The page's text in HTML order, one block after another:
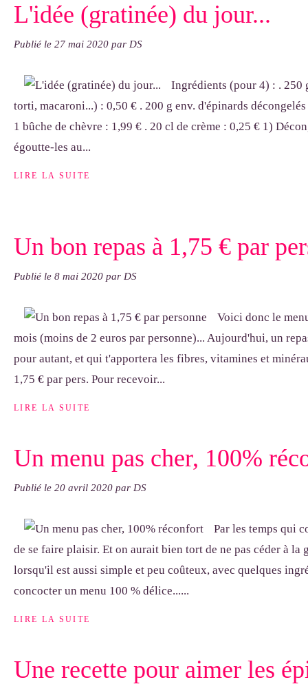
L'idée (gratinée) du jour...
Publié le 27 mai 2020 par DS
Ingrédients (pour 4) : . 250
torti, macaroni...) : 0,50 € . 200 g env. d'épinards
1 bûche de chèvre : 1,99 € . 20 cl de crème : 0,25 € 1)
égoutte-les au...
LIRE LA SUITE
Un bon repas à 1,75 € par
Publié le 8 mai 2020 par DS
Voici donc le
mois (moins de 2 euros par personne)... Aujourd'hui, un
pour autant, et qui t'apportera les fibres, vitamines et
1,75 € par pers. Pour recevoir...
LIRE LA SUITE
Un menu pas cher, 100%
Publié le 20 avril 2020 par DS
Par les temps qui
de se faire plaisir. Et on aurait bien tort de ne pas céder à la
lorsqu'il est aussi simple et peu coûteux, avec quelques
concocter un menu 100 % délice......
LIRE LA SUITE
Une recette pour aimer les